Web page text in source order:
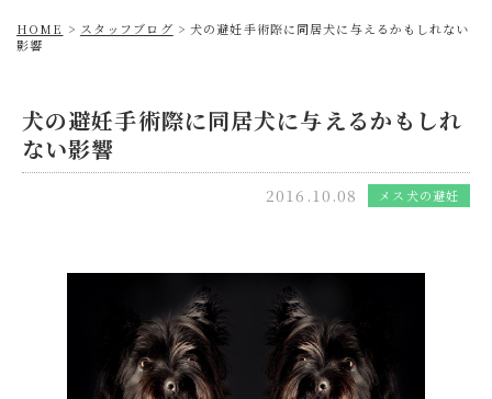
HOME > スタッフブログ >犬の避妊手術際に同居犬に与えるかもしれない
影響
犬の避妊手術際に同居犬に与えるかもしれ
ない影響
2016.10.08 メス犬の避妊